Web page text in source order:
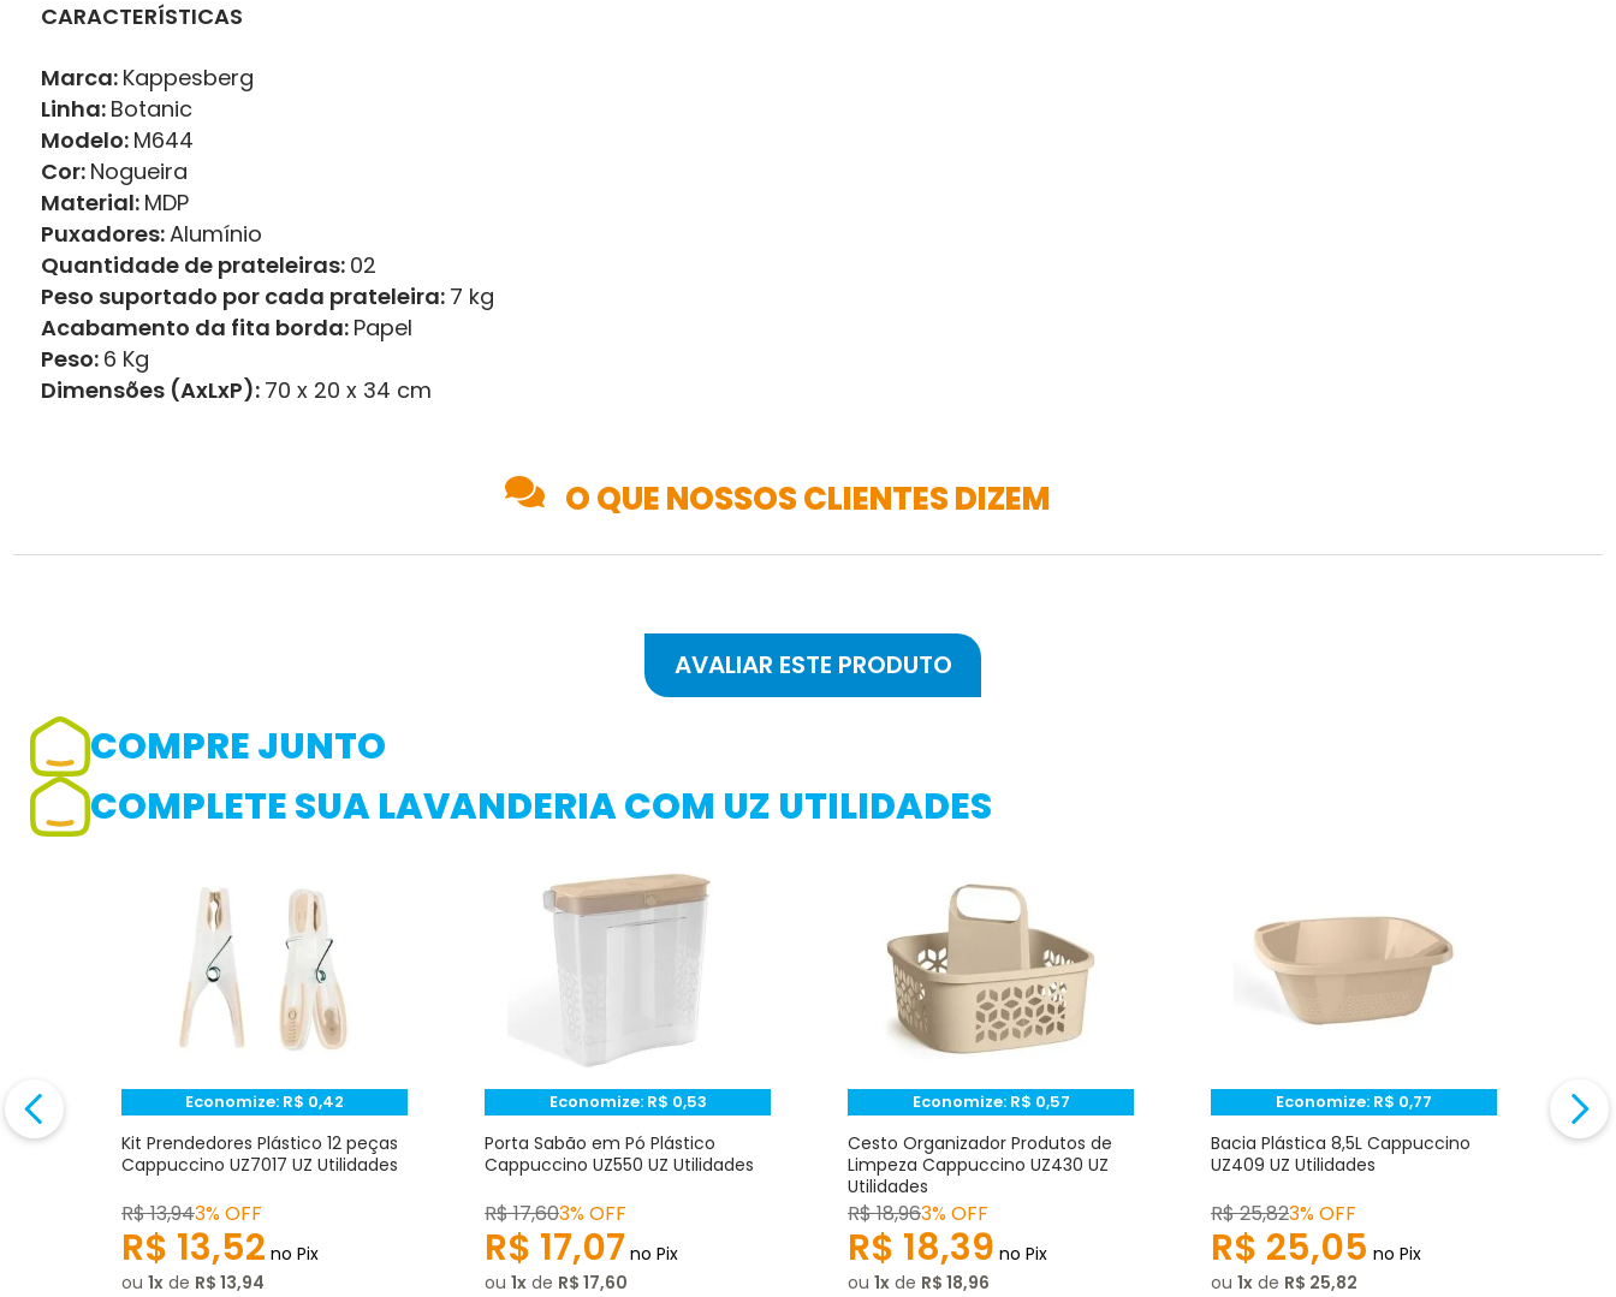
CARACTERÍSTICAS
Marca: Kappesberg
Linha: Botanic
Modelo: M644
Cor: Nogueira
Material: MDP
Puxadores:Alumínio
Quantidade de prateleiras: 02
Peso suportado por cada prateleira: 7 kg
Acabamento da fita borda: Papel
Peso: 6 Kg
Dimensões (AxLxP): 70 x 20 x 34 cm
O QUE NOSSOS CLIENTES DIZEM
Adicionar avaliação
Avaliação
Avalie o produto de 1 até 5 estrelas
☆
Endereço de e-mail
Escrever avaliação
COMPRE JUNTO
COMPLETE SUA LAVANDERIA COM UZ UTILIDADES
Economize: R$ 0,42
Kit Prendedores Plástico 12 peças
Cappuccino UZ7017 UZ Utilidades
R$13,943% OFF
R$ 13,52 no Pix
ou 1 de R$ 13,94
Economize: R$ 0,53
Porta Sabão em Pó Plástico
Cappuccino UZ550 UZ Utilidades
R$17,603% OFF
R$ 17,07 no Pix
ou 1 de R$ 17,60
Economize: R$ 0,57
Cesto Organizador Produtos de
Limpeza Cappuccino UZ430 UZ
Utilidades
R$18,963% OFF
R$ 18,39 no Pix
ou 1 de R$ 18,96
Economize: R$ 0,77
Bacia Plástica 8,5L Cappuccino
UZ409 UZ Utilidades
R$25,823% OFF
R$ 25,05 no Pix
ou 1 de R$ 25,82